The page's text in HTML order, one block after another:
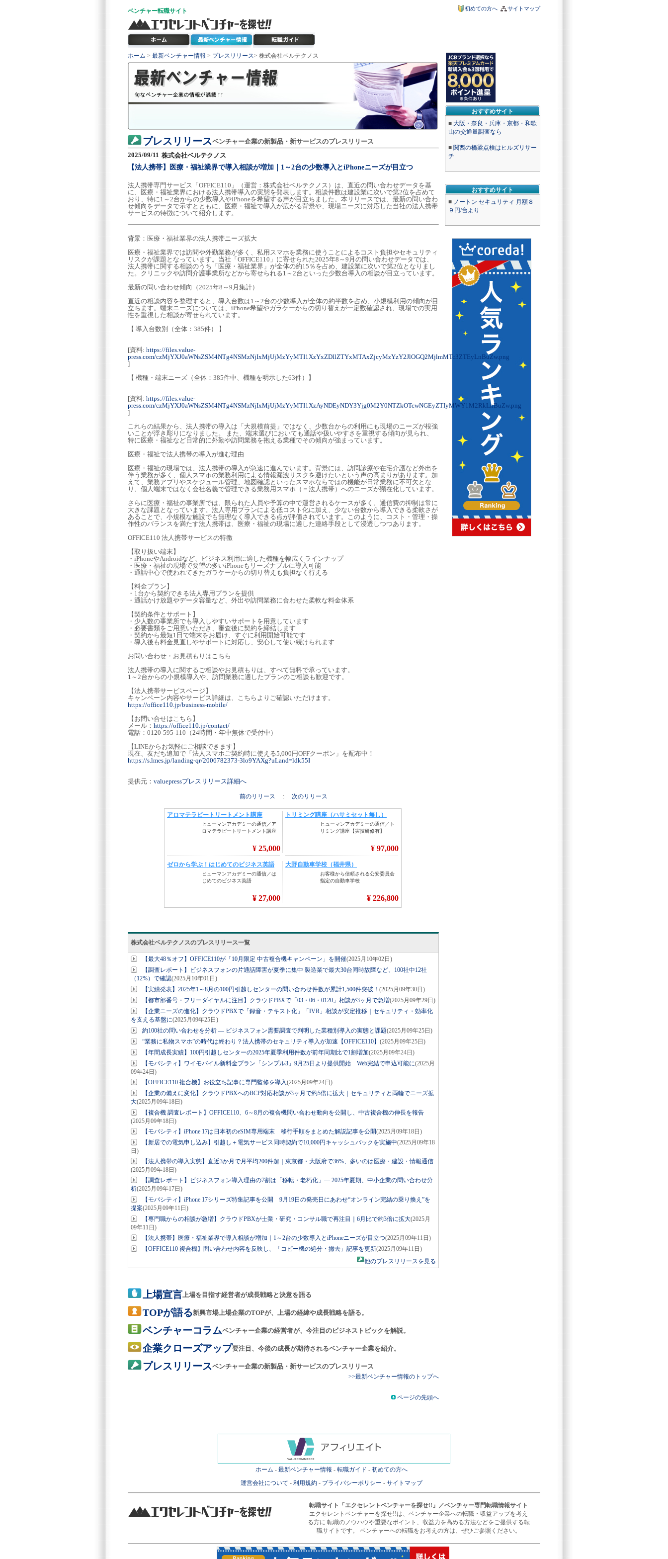
ベンチャー転職サイト サイトマップ
初めての方へ
おすすめサイト
■ 大阪・奈良・兵庫・京都・和歌
山の交通量調査なら
■ 関西の橋梁点検はヒルズリサー
チ
おすすめサイト
■ ノートン セキュリティ 月額８
９円/台より
ホーム > 最新ベンチャー情報 > プレスリリース> 株式会社ベルテクノス
プレスリリースベンチャー企業の新製品・新サービスのプレスリリース
2025/09/11 株式会社ベルテクノス
【法人携帯】医療・福祉業界で導入相談が増加｜1～2台の少数導入とiPhoneニーズが目立つ
法人携帯専門サービス「OFFICE110」（運営：株式会社ベルテクノス）は、直近の問い合わせデータを基
に、医療・福祉業界における法人携帯導入の実態を発表します。相談件数は建設業に次いで第2位を占めて
おり、特に1～2台からの少数導入やiPhoneを希望する声が目立ちました。本リリースでは、最新の問い合わ
せ傾向をデータで示すとともに、医療・福祉で導入が広がる背景や、現場ニーズに対応した当社の法人携帯
サービスの特徴について紹介します。
背景：医療・福祉業界の法人携帯ニーズ拡大
医療・福祉業界では訪問や外勤業務が多く、私用スマホを業務に使うことによるコスト負担やセキュリティ
リスクが課題となっています。当社「OFFICE110」に寄せられた2025年8～9月の問い合わせデータでは、
法人携帯に関する相談のうち「医療・福祉業界」が全体の約15％を占め、建設業に次いで第2位となりまし
た。クリニックや訪問介護事業所などから寄せられる1～2台といった少数台導入の相談が目立っています。
最新の問い合わせ傾向（2025年8～9月集計）
直近の相談内容を整理すると、導入台数は1～2台の少数導入が全体の約半数を占め、小規模利用の傾向が目
立ちます。端末ニーズについては、iPhone希望やガラケーからの切り替えが一定数確認され、現場での実用
性を重視した相談が寄せられています。
【 導入台数別（全体：385件） 】
[資料: https://files.value-
press.com/czMjYXJ0aWNsZSM4NTg4NSMzNjIxMjUjMzYyMTI1XzYxZDllZTYxMTAxZjcyMzYzY2JlOGQ2MjlmMTc3ZTEyLnBuZw.png
]
【 機種・端末ニーズ（全体：385件中、機種を明示した63件）】
[資料: https://files.value-
press.com/czMjYXJ0aWNsZSM4NTg4NSMzNjIxMjUjMzYyMTI1XzAyNDEyNDY3Yjg0M2Y0NTZkOTcwNGEyZTIyMWY1M2RkLnBuZw.png
]
これらの結果から、法人携帯の導入は「大規模前提」ではなく、少数台からの利用にも現場のニーズが根強
いことが浮き彫りになりました。 また、端末選びにおいても通話や扱いやすさを重視する傾向が見られ、
特に医療・福祉など日常的に外勤や訪問業務を抱える業種でその傾向が強まっています。
医療・福祉で法人携帯の導入が進む理由
医療・福祉の現場では、法人携帯の導入が急速に進んでいます。背景には、訪問診療や在宅介護など外出を
伴う業務が多く、個人スマホの業務利用による情報漏洩リスクを避けたいという声の高まりがあります。加
えて、業務アプリやスケジュール管理、地図確認といったスマホならではの機能が日常業務に不可欠とな
り、個人端末ではなく会社名義で管理できる業務用スマホ（＝法人携帯）へのニーズが顕在化しています。
さらに医療・福祉の事業所では、限られた人員や予算の中で運営されるケースが多く、通信費の抑制は常に
大きな課題となっています。法人専用プランによる低コスト化に加え、少ない台数から導入できる柔軟さが
あることで、小規模な施設でも無理なく導入できる点が評価されています。このように、コスト・管理・操
作性のバランスを満たす法人携帯は、医療・福祉の現場に適した連絡手段として浸透しつつあります。
OFFICE110 法人携帯サービスの特徴
【取り扱い端末】
・iPhoneやAndroidなど、ビジネス利用に適した機種を幅広くラインナップ
・医療・福祉の現場で要望の多いiPhoneもリーズナブルに導入可能
・通話中心で使われてきたガラケーからの切り替えも負担なく行える
【料金プラン】
・1台から契約できる法人専用プランを提供
・通話かけ放題やデータ容量など、外出や訪問業務に合わせた柔軟な料金体系
【契約条件とサポート】
・少人数の事業所でも導入しやすいサポートを用意しています
・必要書類をご用意いただき、審査後に契約を締結します
・契約から最短1日で端末をお届け、すぐに利用開始可能です
・導入後も料金見直しやサポートに対応し、安心して使い続けられます
お問い合わせ・お見積もりはこちら
法人携帯の導入に関するご相談やお見積もりは、すべて無料で承っています。
1～2台からの小規模導入や、訪問業務に適したプランのご相談も歓迎です。
【法人携帯サービスページ】
キャンペーン内容やサービス詳細は、こちらよりご確認いただけます。
https://office110.jp/business-mobile/
【お問い合せはこちら】
メール： https://office110.jp/contact/
電話：0120-595-110（24時間・年中無休で受付中）
【LINEからお気軽にご相談できます】
現在、友だち追加で「法人スマホご契約時に使える5,000円OFFクーポン」を配布中！
https://s.lmes.jp/landing-qr/2006782373-3lo9YAXg?uLand=ldk55I
提供元： valuepressプレスリリース詳細へ
前のリリース : 次のリリース
株式会社ベルテクノスのプレスリリース一覧
【最大48％オフ】OFFICE110が「10月限定 中古複合機キャンペーン」を開催(2025月10年02日)
【調査レポート】ビジネスフォンの片通話障害が夏季に集中 製造業で最大30台同時故障など、100社中12社
（12%）で確認(2025月10年01日)
【実績発表】2025年1～8月の100円引越しセンターの問い合わせ件数が累計1,500件突破！ (2025月09年30日)
【都市部番号・フリーダイヤルに注目】クラウドPBXで「03・06・0120」相談が3ヶ月で急増(2025月09年29日)
【企業ニーズの進化】クラウドPBXで「録音・テキスト化」「IVR」相談が安定推移｜セキュリティ・効率化
を支える基盤に(2025月09年25日)
約100社の問い合わせを分析 ― ビジネスフォン需要調査で判明した業種別導入の実態と課題(2025月09年25日)
“業務に私物スマホ”の時代は終わり？法人携帯のセキュリティ導入が加速【OFFICE110】 (2025月09年25日)
【年間成長実績】100円引越しセンターの2025年夏季利用件数が前年同期比で1割増加(2025月09年24日)
【モバシティ】ワイモバイル新料金プラン「シンプル3」9月25日より提供開始 Web完結で申込可能に(2025月
09年24日)
【OFFICE110 複合機】お役立ち記事に専門監修を導入(2025月09年24日)
【企業の備えに変化】クラウドPBXへのBCP対応相談が3ヶ月で約5倍に拡大｜セキュリティと両輪でニーズ拡
大(2025月09年18日)
【複合機 調査レポート】OFFICE110、6～8月の複合機問い合わせ動向を公開し、中古複合機の伸長を報告
(2025月09年18日)
【モバシティ】iPhone 17は日本初のeSIM専用端末 移行手順をまとめた解説記事を公開(2025月09年18日)
【新居での電気申し込み】引越し＋電気サービス同時契約で10,000円キャッシュバックを実施中(2025月09年18
日)
【法人携帯の導入実態】直近3か月で月平均200件超｜東京都・大阪府で36%、多いのは医療・建設・情報通信
(2025月09年18日)
【調査レポート】ビジネスフォン導入理由の7割は「移転・老朽化」― 2025年夏期、中小企業の問い合わせ分
析(2025月09年17日)
【モバシティ】iPhone 17シリーズ特集記事を公開 9月19日の発売日にあわせ“オンライン完結の乗り換え”を
提案(2025月09年11日)
【専門職からの相談が急増】クラウドPBXが士業・研究・コンサル職で再注目｜6月比で約3倍に拡大(2025月
09年11日)
【法人携帯】医療・福祉業界で導入相談が増加｜1～2台の少数導入とiPhoneニーズが目立つ(2025月09年11日)
【OFFICE110 複合機】問い合わせ内容を反映し、「コピー機の処分・撤去」記事を更新(2025月09年11日)
他のプレスリリースを見る
上場宣言上場を目指す経営者が成長戦略と決意を語る
TOPが語る新興市場上場企業のTOPが、上場の経緯や成長戦略を語る。
ベンチャーコラムベンチャー企業の経営者が、今注目のビジネストピックを解説。
企業クローズアップ要注目、今後の成長が期待されるベンチャー企業を紹介。
プレスリリースベンチャー企業の新製品・新サービスのプレスリリース
>>最新ベンチャー情報のトップへ
ページの先頭へ
ホーム - 最新ベンチャー情報 - 転職ガイド - 初めての方へ
運営会社について - 利用規約 - プライバシーポリシー - サイトマップ
転職サイト
「エクセレントベンチャーを探せ!!」／ベンチャー専門転職情報サイト
エクセレントベンチャーを探せ!!は、ベンチャー企業への転職・収益アップを考え
る方に 転職のノウハウや重要なポイント、収益力を高める方法などをご提供する転
職サイトです。 ベンチャーへの転職をお考えの方は、ぜひご参照ください。